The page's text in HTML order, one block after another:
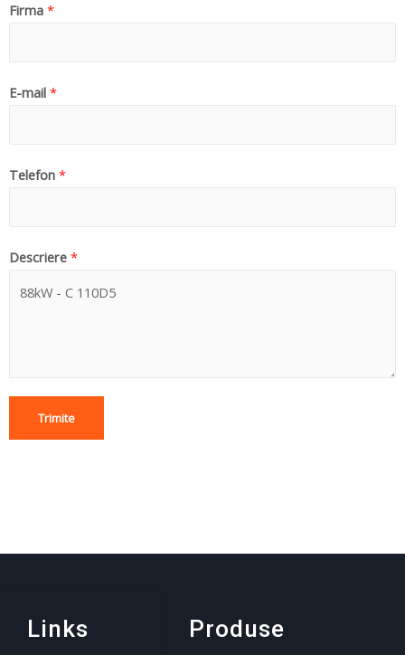
Firma *
E-mail *
Telefon *
Descriere *
Trimite
Links Produse